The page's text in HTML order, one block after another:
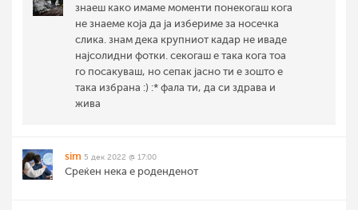
знаеш како имаме моменти понекогаш кога
не знаеме која да ја избериме за носечка
слика. знам дека крупниот кадар не иваде
најсолидни фотки. секогаш е така кога тоа
го посакуваш, но сепак јасно ти е зошто е
така избрана :) :* фала ти, да си здрава и
жива
sim 5 дек 2022 @ 17:00
Среќен нека е роденденот